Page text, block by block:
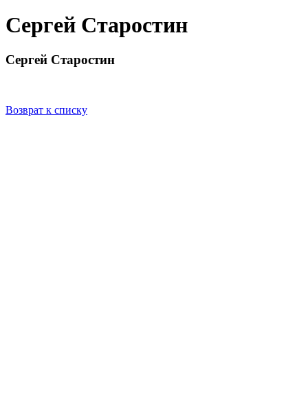
Сергей Старостин
Сергей Старостин
Возврат к списку